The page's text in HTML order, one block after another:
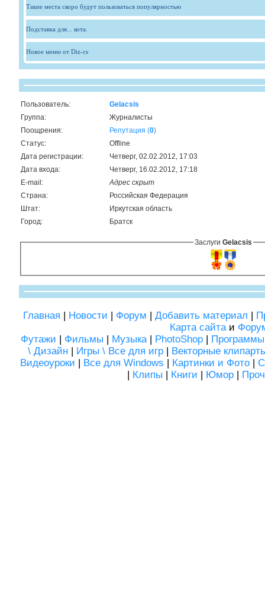
Такие места скоро будут пользоваться популярностью
Подставка для... кота.
Новое меню от Diz-cs
Пользователь:
Gelacsis
Группа:
Журналисты
Поощрения:
Репутация (0)
Статус:
Offline
Дата регистрации:
Четверг, 02.02.2012, 17:03
Дата входа:
Четверг, 16.02.2012, 17:18
E-mail:
Адрес скрыт
Страна:
Российская Федерация
Штат:
Иркутская область
Город:
Братск
Заслуги Gelacsis
Главная | Новости | Форум | Добавить материал |
Карта сайта и
Футажи | Фильмы | Музыка | PhotoShop | Программы
\ Дизайн | Игры \ Все для игр | Векторные
Видеоуроки | Все для Windows | Картинки и Фото|
| Клипы | Книги | Юмор |